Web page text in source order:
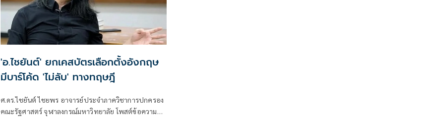
'อ.ไชยันต์' ยกเคสบัตรเลือกตั้งอังกฤษ
มีบาร์โค้ด 'ไม่ลับ' ทางทฤษฎี
ศ.ดร.ไชยันต์ ไชยพร อาจารย์ประจำภาควิชาการปกครอง
คณะรัฐศาสตร์ จุฬาลงกรณ์มหาวิทยาลัย โพสต์ข้อความ